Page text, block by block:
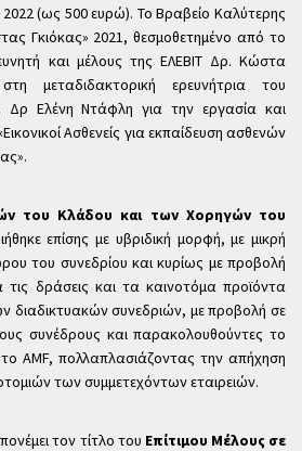
2022 (ως 500 ευρώ). Το Βραβείο Καλύτερης
Γκιόκας» 2021, θεσμοθετημένο από το
και μέλους της ΕΛΕΒΙΤ Δρ. Κώστα
μεταδιδακτορική ερευνήτρια του
Δρ Ελένη Ντάφλη για την εργασία και
Ασθενείς για εκπαίδευση ασθενών
του Κλάδου και των Χορηγών του
επίσης με υβριδική μορφή, με μικρή
του συνεδρίου και κυρίως με προβολή
τις δράσεις και τα καινοτόμα προϊόντα
διαδικτυακών συνεδριών, με προβολή σε
συνέδρους και παρακολουθούντες το
το AMF, πολλαπλασιάζοντας την απήχηση
των συμμετεχόντων εταιρειών.
τον τίτλο του Επίτιμου Μέλους σε